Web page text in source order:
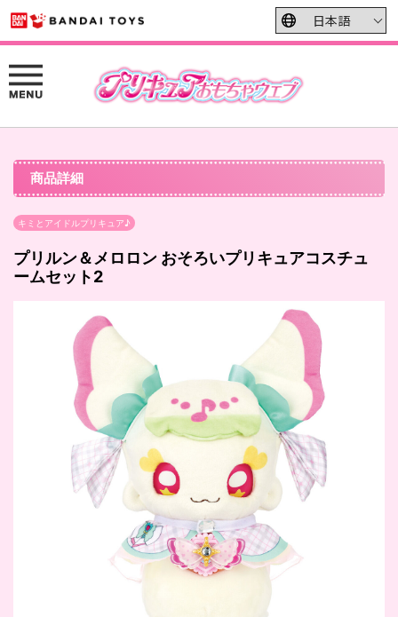
商品詳細
キミとアイドルプリキュア♪
プリルン＆メロロン おそろいプリキュアコスチュ
ームセット2